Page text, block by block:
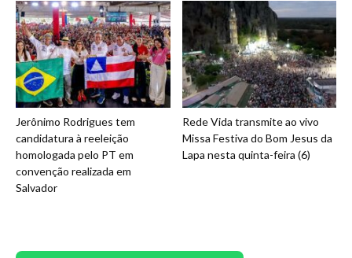
Jerônimo Rodrigues tem
candidatura à reeleição
homologada pelo PT em
convenção realizada em
Salvador
Rede Vida transmite ao vivo
Missa Festiva do Bom Jesus da
Lapa nesta quinta-feira (6)